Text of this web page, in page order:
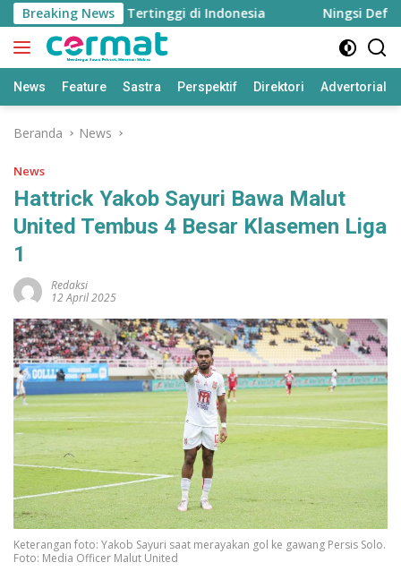
Langsung
ke
konten
Breaking News
di 2026, Tertinggi di Indonesia Ningsi Defretes
News Feature Sastra Perspektif Direktori Advertorial
Beranda News
News
Hattrick Yakob Sayuri Bawa Malut
United Tembus 4 Besar Klasemen Liga
1
Redaksi
12 April 2025
Keterangan foto: Yakob Sayuri saat merayakan gol ke gawang Persis Solo.
Foto: Media Officer Malut United